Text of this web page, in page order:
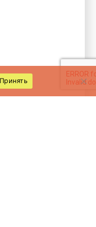
Принять